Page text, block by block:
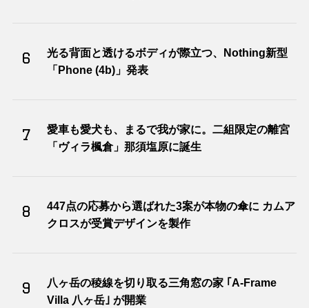
6
光る背面と透けるボディが際立つ、Nothing新型
「Phone (4b)」発表
7
愛車も愛犬も、まるで我が家に。二組限定の離宮
「ヴィラ楓倉」那須塩原に誕生
8
447点の応募から選ばれた3案が本物の傘に カムア
クロスが受賞デザインを製作
9
八ヶ岳の稜線を切り取る三角窓の家 ｢A-Frame
Villa 八ヶ岳｣ が開業